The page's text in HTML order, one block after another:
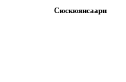
Сюскюянсаари